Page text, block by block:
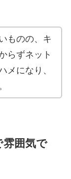
ものの、キ
らずネット
メになり、
雰囲気で